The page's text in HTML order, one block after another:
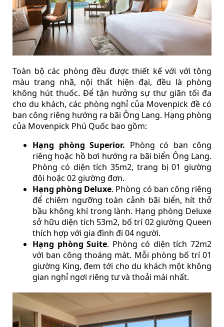
Toàn bộ các phòng đều được thiết kế với với tông
màu trang nhã, nội thất hiện đại, đều là phòng
không hút thuốc. Để tận hưởng sự thư giãn tối đa
cho du khách, các phòng nghỉ của Movenpick đề có
ban công riêng hướng ra bãi Ông Lang. Hạng phòng
của Movenpick Phú Quốc bao gồm:
Hạng phòng Superior. Phòng có ban công
riêng hoặc hồ bơi hướng ra bãi biển Ông Lang.
Phòng có diện tích 35m2, trang bị 01 giường
đôi hoặc 02 giường đơn.
Hạng phòng Deluxe. Phòng có ban công riêng
để chiêm ngưỡng toàn cảnh bãi biển, hít thở
bầu không khí trong lành. Hạng phòng Deluxe
sở hữu diện tích 53m2, bố trí 02 giường Queen
thích hợp với gia đình đi 04 người.
Hạng phòng Suite. Phòng có diện tích 72m2
với ban công thoáng mát. Mỗi phòng bố trí 01
giường King, đem tới cho du khách một không
gian nghỉ ngơi riêng tư và thoải mái nhất.